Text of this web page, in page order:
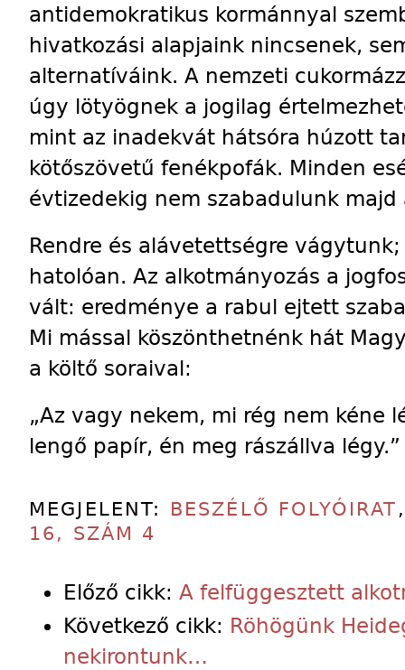
antidemokratikus kormánnyal
hivatkozási alapjaink nincsenek,
alternatíváink. A nemzeti
úgy lötyögnek a jogilag
mint az inadekvát hátsóra húzott
kötőszövetű fenékpofák. Minden
évtizedekig nem szabadulunk
Rendre és alávetettségre
hatolóan. Az alkotmányozás a
vált: eredménye a rabul ejtett
Mi mással köszönthetnénk hát
a költő soraival:
„Az vagy nekem, mi rég nem kéne
lengő papír, én meg rászállva légy.”
MEGJELENT: BESZÉLŐ FOLYÓIRAT
16, SZÁM 4
Előző cikk: A felfüggesztett
Következő cikk: Röhögünk
nekirontunk…